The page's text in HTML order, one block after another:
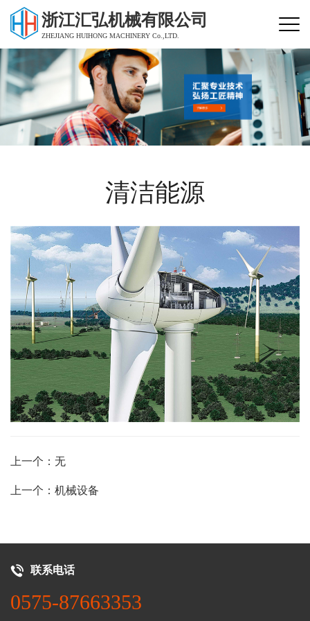
浙江汇弘机械有限公司
ZHEJIANG HUIHONG MACHINERY Co.,LTD.
清洁能源
上一个：无
上一个：机械设备
联系电话
0575-87663353